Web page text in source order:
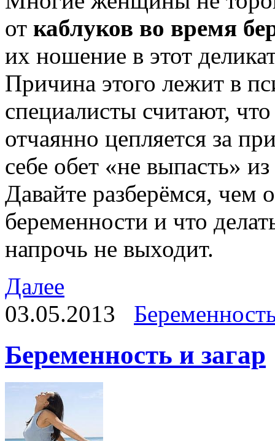
от каблуков во время
их ношение в этот
Причина этого лежит в
специалисты считают,
отчаянно цепляется за
себе обет «не выпасть»
Давайте разберёмся, чем
беременности и что
напрочь не выходит.
Далее
03.05.2013
Беременность и загар